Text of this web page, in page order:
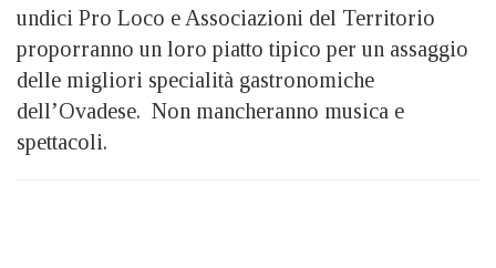
undici Pro Loco e Associazioni del Territorio
proporranno un loro piatto tipico per un assaggio
delle migliori specialità gastronomiche
dell’Ovadese. Non mancheranno musica e
spettacoli.